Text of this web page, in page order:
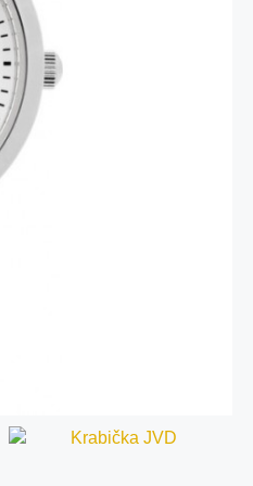
oceľ, silikón,
perla
oceľ, silikón,
oceľ
/ koža